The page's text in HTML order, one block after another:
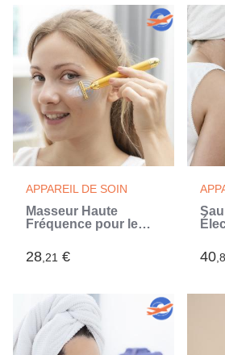
APPAREIL DE SOIN
Masseur Haute
Fréquence pour le
Visage T-Vibe
InnovaGoods
28,21 € 40